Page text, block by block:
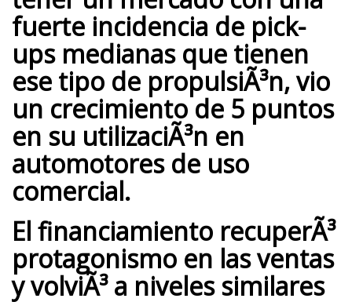
fuerte incidencia de pick-
ups medianas que tienen
ese tipo de propulsiÃ³n, vio
un crecimiento de 5 puntos
en su utilizaciÃ³n en
automotores de uso
comercial.
El financiamiento recuperÃ³
protagonismo en las ventas
y volviÃ³ a niveles similares